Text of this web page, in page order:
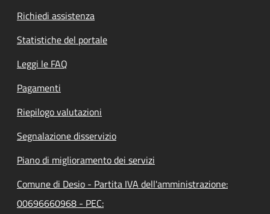
Richiedi assistenza
Statistiche del portale
Leggi le FAQ
Pagamenti
Riepilogo valutazioni
Segnalazione disservizio
Piano di miglioramento dei servizi
Comune di Desio - Partita IVA dell'amministrazione:
00696660968 - PEC: